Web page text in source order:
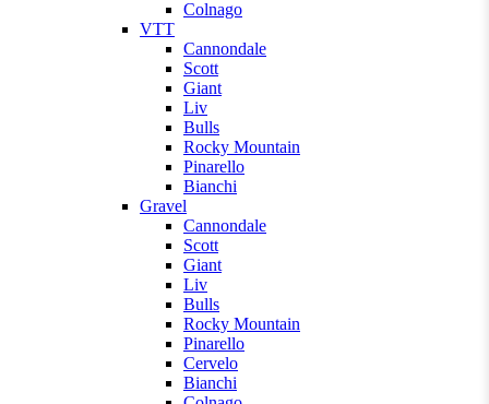
Colnago
VTT
Cannondale
Scott
Giant
Liv
Bulls
Rocky Mountain
Pinarello
Bianchi
Gravel
Cannondale
Scott
Giant
Liv
Bulls
Rocky Mountain
Pinarello
Cervelo
Bianchi